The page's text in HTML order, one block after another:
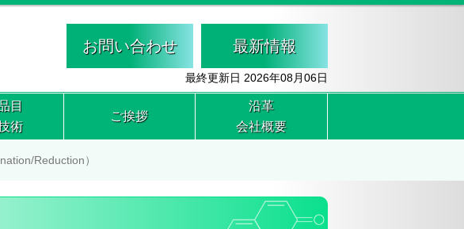
お問い合わせ 最新情報
最終更新日 2026年08月06日
目
術
ご挨拶
沿革
会社概要
Reduction）